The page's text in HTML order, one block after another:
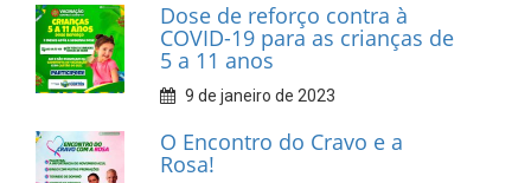
Dose de reforço contra à
COVID-19 para as crianças de
5 a 11 anos
9 de janeiro de 2023
O Encontro do Cravo e a
Rosa!